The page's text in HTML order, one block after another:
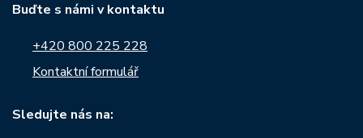
Buďte s námi v kontaktu
+420 800 225 228
Kontaktní formulář
Sledujte nás na: